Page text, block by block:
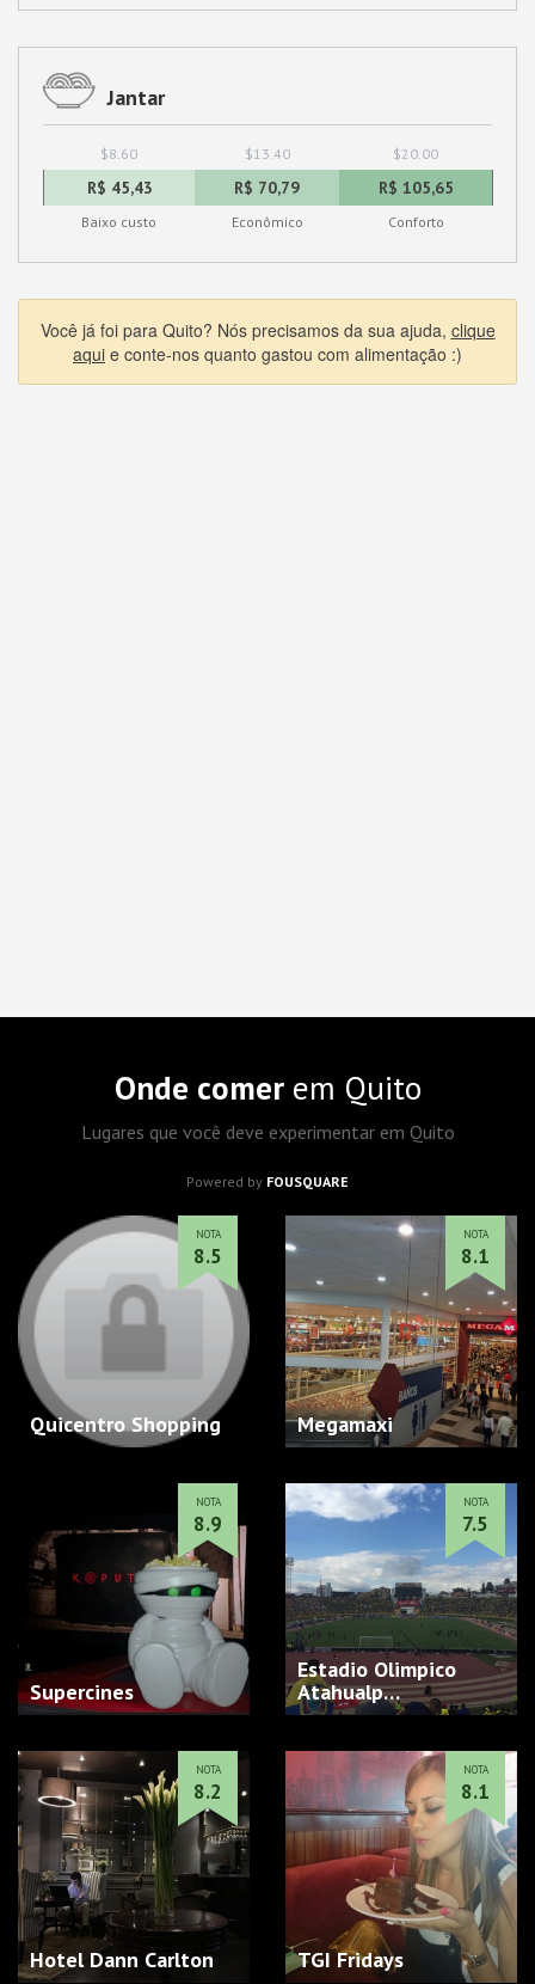
Jantar
$8.60 $13.40 $20.00
R$ 45,43 R$ 70,79 R$ 105,65
Baixo custo Econômico Conforto
Você já foi para Quito? Nós precisamos da sua ajuda, clique
aqui e conte-nos quanto gastou com alimentação :)
Onde comerem Quito
Lugares que você deve experimentar em Quito
Powered by FOUSQUARE
Quicentro Shopping
NOTA
8.5
Megamaxi
NOTA
8.1
Supercines
NOTA
8.9
Estadio Olimpico
Atahualp…
NOTA
7.5
Hotel Dann Carlton
NOTA
8.2
TGI Fridays
NOTA
8.1